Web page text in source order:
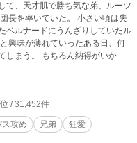
て、天才肌で勝ち気な弟、ルーツ
ベルナードにうんざりしていたル
興味が薄れていったある日、何
しまう。 もちろん納得がいかな
いと決意し、父が他界した後、
くれる場所を探す旅に出た。
つかると、兄ベルナードと再開し
☆蜜を求める牢獄
位 / 31,452件
攻め 兄弟
狂愛